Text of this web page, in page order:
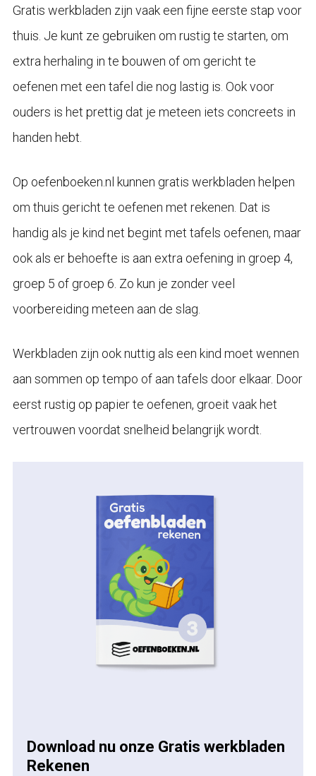
Gratis werkbladen zijn vaak een fijne eerste stap voor
thuis. Je kunt ze gebruiken om rustig te starten, om
extra herhaling in te bouwen of om gericht te
oefenen met een tafel die nog lastig is. Ook voor
ouders is het prettig dat je meteen iets concreets in
handen hebt.
Op oefenboeken.nl kunnen gratis werkbladen helpen
om thuis gericht te oefenen met rekenen. Dat is
handig als je kind net begint met tafels oefenen, maar
ook als er behoefte is aan extra oefening in groep 4,
groep 5 of groep 6. Zo kun je zonder veel
voorbereiding meteen aan de slag.
Werkbladen zijn ook nuttig als een kind moet wennen
aan sommen op tempo of aan tafels door elkaar. Door
eerst rustig op papier te oefenen, groeit vaak het
vertrouwen voordat snelheid belangrijk wordt.
Download nu onze Gratis werkbladen
Rekenen